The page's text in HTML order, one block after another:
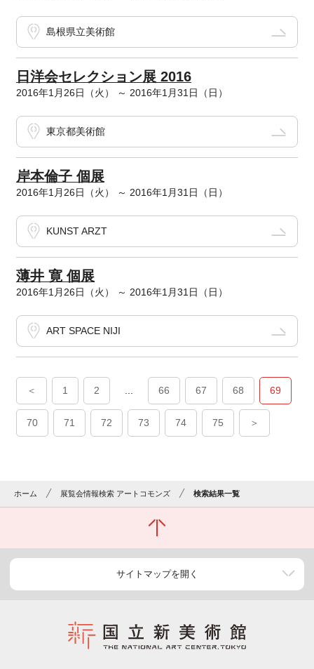
島根県立美術館
日洋会セレクション展 2016
2016年1月26日（火） ～ 2016年1月31日（日）
東京都美術館
岸本倫子 個展
2016年1月26日（火） ～ 2016年1月31日（日）
KUNST ARZT
薄井 寛 個展
2016年1月26日（火） ～ 2016年1月31日（日）
ART SPACE NIJI
＜ 1 2 66 67 68 69
70 71 72 73 74 75 ＞
ホーム 展覧会情報検索 アートコモンズ 検索結果一覧
サイトマップを開く